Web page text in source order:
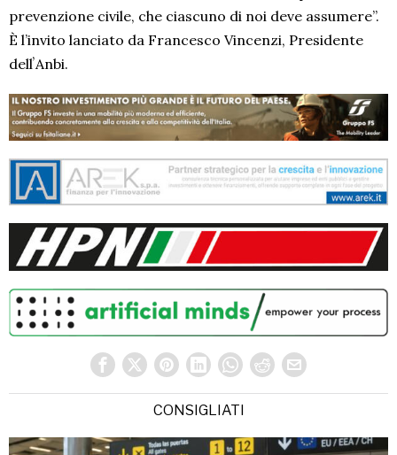
prevenzione civile, che ciascuno di noi deve assumere”.
È l’invito lanciato da Francesco Vincenzi, Presidente
dellʼAnbi.
CONSIGLIATI